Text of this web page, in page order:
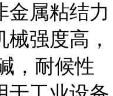
金属粘结力
强度高，
，耐候性